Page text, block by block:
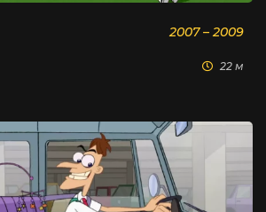
2007 – 2009
22 м